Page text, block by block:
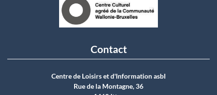
Contact
Centre de Loisirs et d'Information asbI
Rue de la Montagne, 36